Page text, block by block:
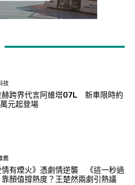
技
赫跨界代言阿維塔07L 新車限時約
元起登場
薦
情有煙火》憑劇情逆襲 《這一秒過
靠顏值撐熱度？王楚然兩劇引熱議